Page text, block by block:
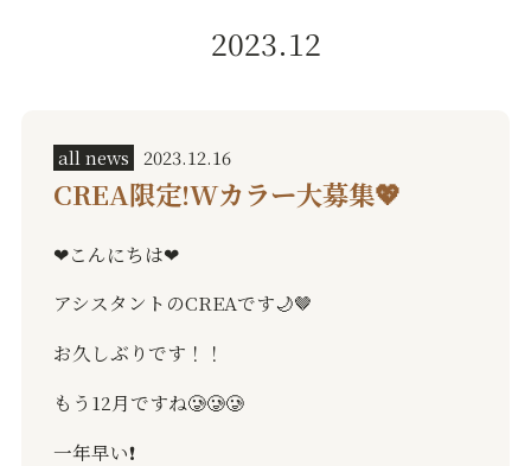
2023.12
all news 2023.12.16
CREA限定!Wカラー大募集💖
❤︎こんにちは❤︎
アシスタントのCREAです🌙🤎
お久しぶりです！！
もう 12月ですね🥲🥲🥲
一年早い❗️